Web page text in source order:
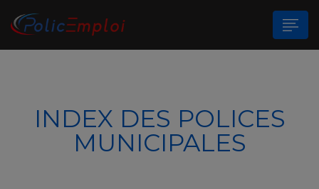
submenu (A propos)
INDEX DES POLICES
MUNICIPALES